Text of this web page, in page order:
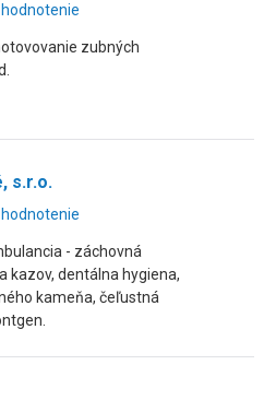
zubných
s.r.o.
- záchovná
kazov, dentálna hygiena,
kameňa, čeľustná